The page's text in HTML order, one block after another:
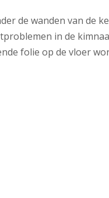
de wanden van de
in de
folie op de vloer